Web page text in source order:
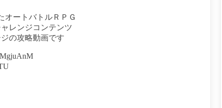
オートバトルＲＰＧ
レンジコンテンツ
の攻略動画です